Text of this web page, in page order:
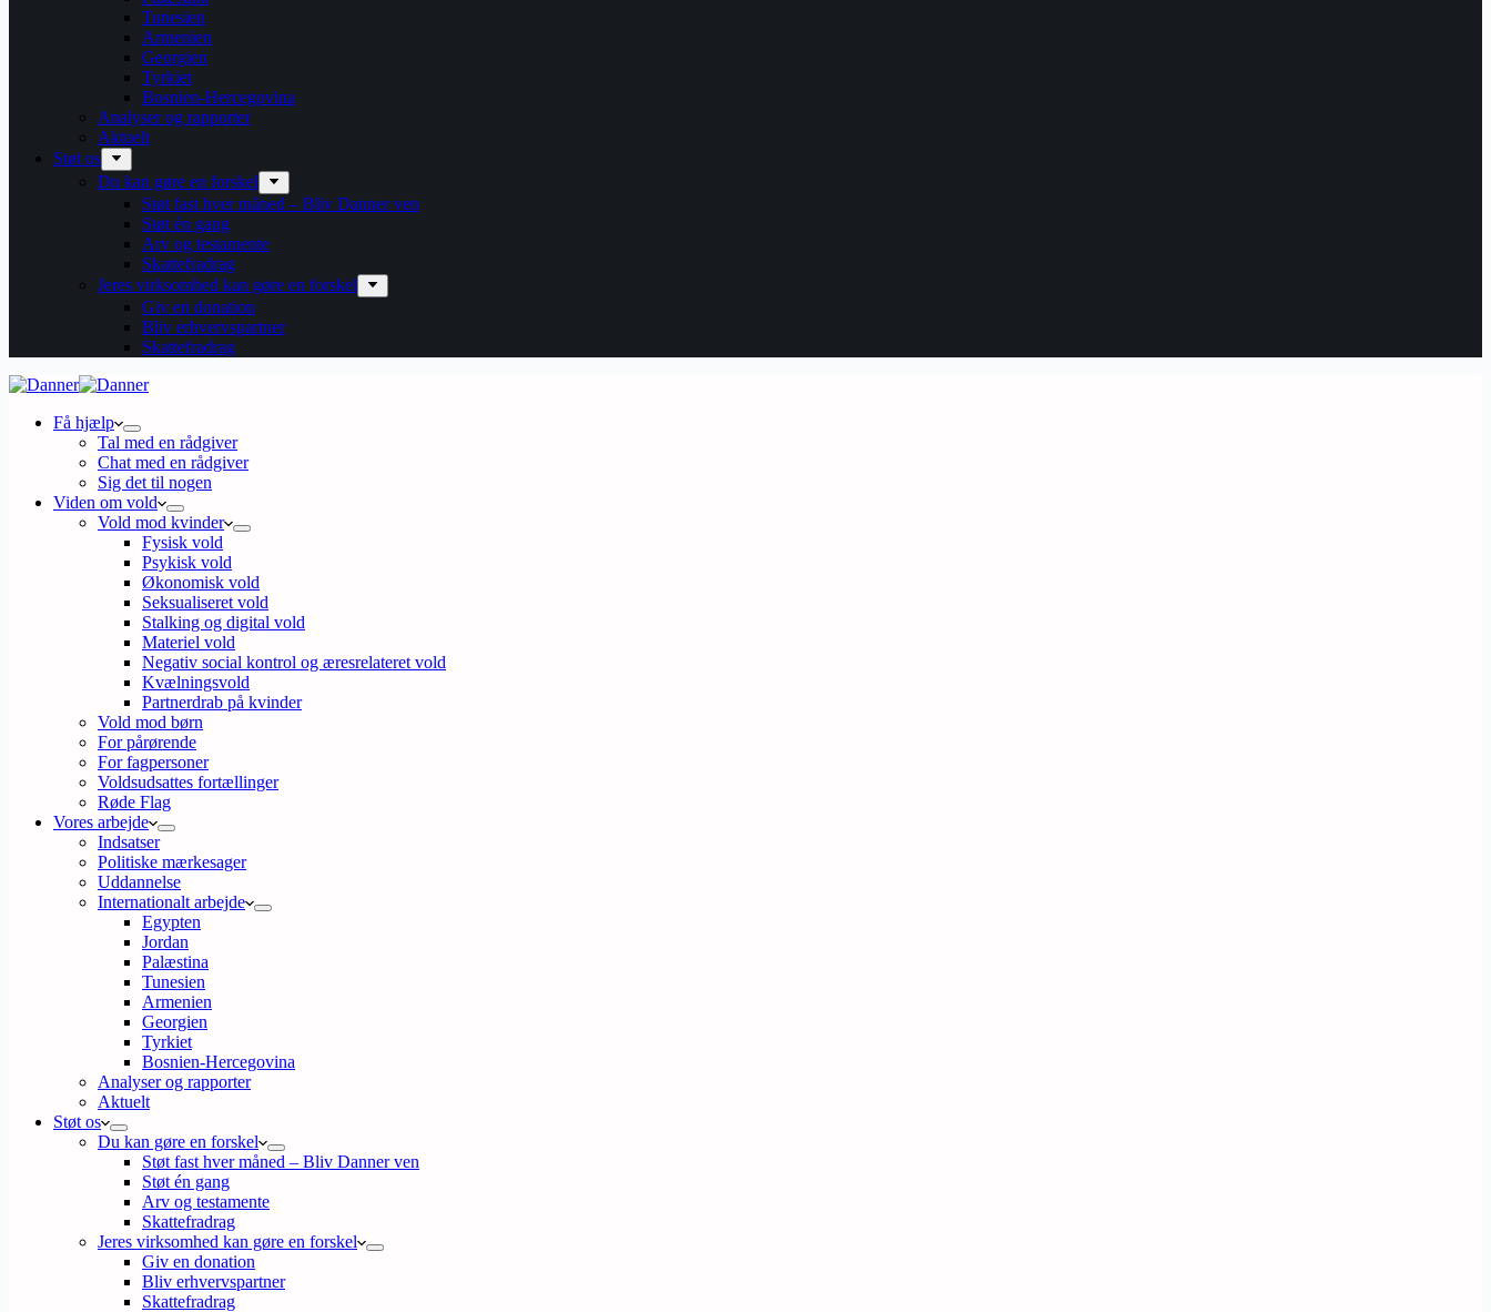
Tunesien
Armenien
Georgien
Tyrkiet
Bosnien-Hercegovina
Analyser og rapporter
Aktuelt
Støt os
Du kan gøre en forskel
Støt fast hver måned – Bliv Danner ven
Støt én gang
Arv og testamente
Skattefradrag
Jeres virksomhed kan gøre en forskel
Giv en donation
Bliv erhvervspartner
Skattefradrag
Få hjælp
Tal med en rådgiver
Chat med en rådgiver
Sig det til nogen
Viden om vold
Vold mod kvinder
Fysisk vold
Psykisk vold
Økonomisk vold
Seksualiseret vold
Stalking og digital vold
Materiel vold
Negativ social kontrol og æresrelateret vold
Kvælningsvold
Partnerdrab på kvinder
Vold mod børn
For pårørende
For fagpersoner
Voldsudsattes fortællinger
Røde Flag
Vores arbejde
Indsatser
Politiske mærkesager
Uddannelse
Internationalt arbejde
Egypten
Jordan
Palæstina
Tunesien
Armenien
Georgien
Tyrkiet
Bosnien-Hercegovina
Analyser og rapporter
Aktuelt
Støt os
Du kan gøre en forskel
Støt fast hver måned – Bliv Danner ven
Støt én gang
Arv og testamente
Skattefradrag
Jeres virksomhed kan gøre en forskel
Giv en donation
Bliv erhvervspartner
Skattefradrag